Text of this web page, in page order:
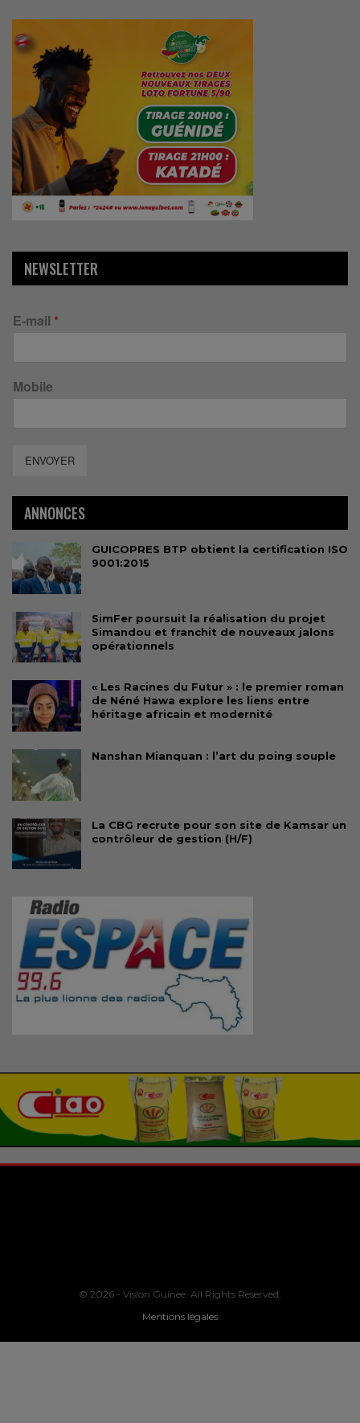
NEWSLETTER
E-mail *
Mobile
ENVOYER
ANNONCES
GUICOPRES BTP obtient la certification ISO
9001:2015
SimFer poursuit la réalisation du projet
Simandou et franchit de nouveaux jalons
opérationnels
« Les Racines du Futur » : le premier roman
de Néné Hawa explore les liens entre
héritage africain et modernité
Nanshan Mianquan : l’art du poing souple
La CBG recrute pour son site de Kamsar un
contrôleur de gestion (H/F)
© 2026 - Vision Guinee. All Rights Reserved.
Mentions légales